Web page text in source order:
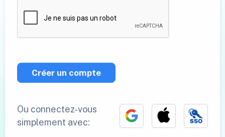
Créer un compte
Ou connectez-vous
simplement avec: